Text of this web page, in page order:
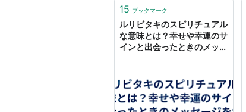
15 ブックマーク
ルリビタキのスピリチュアル
な意味とは？幸せや幸運のサ
インと出会ったときのメッセ